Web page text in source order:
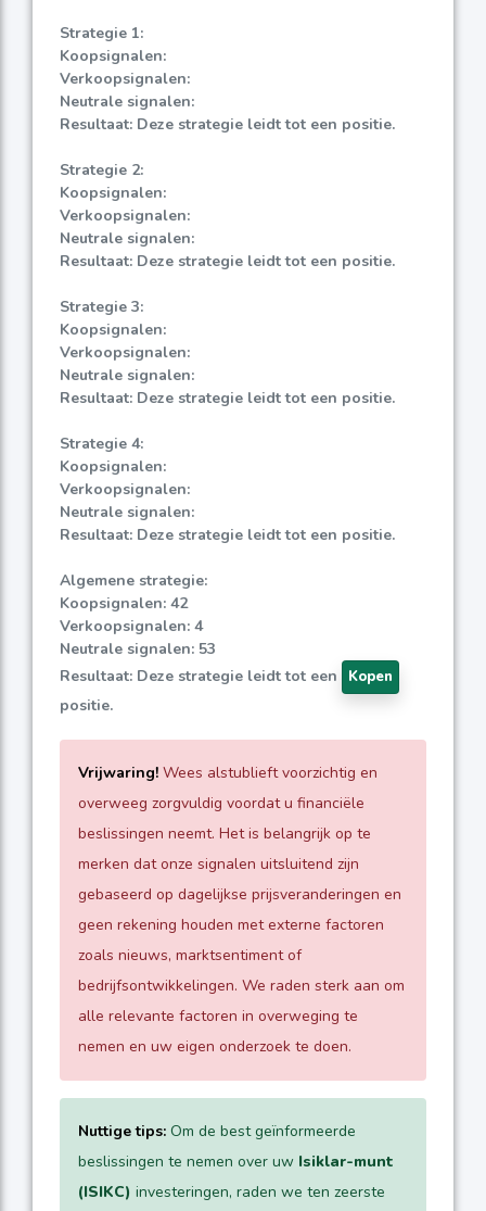
Strategie 1:
Koopsignalen:
Verkoopsignalen:
Neutrale signalen:
Resultaat: Deze strategie leidt tot een positie.
Strategie 2:
Koopsignalen:
Verkoopsignalen:
Neutrale signalen:
Resultaat: Deze strategie leidt tot een positie.
Strategie 3:
Koopsignalen:
Verkoopsignalen:
Neutrale signalen:
Resultaat: Deze strategie leidt tot een positie.
Strategie 4:
Koopsignalen:
Verkoopsignalen:
Neutrale signalen:
Resultaat: Deze strategie leidt tot een positie.
Algemene strategie:
Koopsignalen: 42
Verkoopsignalen: 4
Neutrale signalen: 53
Resultaat: Deze strategie leidt tot een
Kopen
positie.
Vrijwaring! Wees alstublieft voorzichtig en
overweeg zorgvuldig voordat u financiële
beslissingen neemt. Het is belangrijk op te
merken dat onze signalen uitsluitend zijn
gebaseerd op dagelijkse prijsveranderingen en
geen rekening houden met externe factoren
zoals nieuws, marktsentiment of
bedrijfsontwikkelingen. We raden sterk aan om
alle relevante factoren in overweging te
nemen en uw eigen onderzoek te doen.
Nuttige tips: Om de best geïnformeerde
beslissingen te nemen over uw Isiklar-munt
(ISIKC) investeringen, raden we ten zeerste